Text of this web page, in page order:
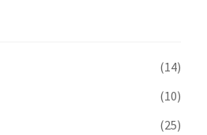
(14)
(10)
(25)